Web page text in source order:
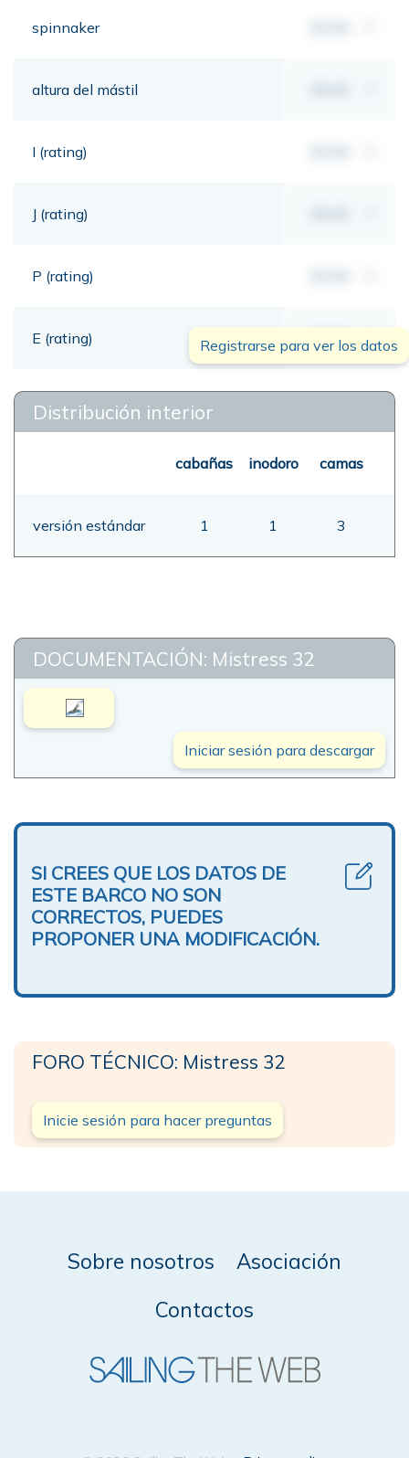
spinnaker
altura del mástil
I (rating)
J (rating)
P (rating)
E (rating) 00,00 mt
Registrarse para ver los datos
Distribución interior
cabañas inodoro camas
versión estándar 1 1 3
DOCUMENTACIÓN: Mistress 32
Iniciar sesión para descargar
SI CREES QUE LOS DATOS DE
ESTE BARCO NO SON
CORRECTOS, PUEDES
PROPONER UNA MODIFICACIÓN.
FORO TÉCNICO: Mistress 32
Inicie sesión para hacer preguntas
Sobre nosotros
Asociación
Contactos